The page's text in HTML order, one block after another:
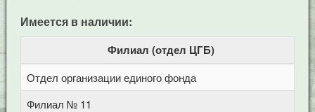
Имеется в наличии:
Филиал (отдел ЦГБ)
Отдел организации единого фонда
Филиал № 11